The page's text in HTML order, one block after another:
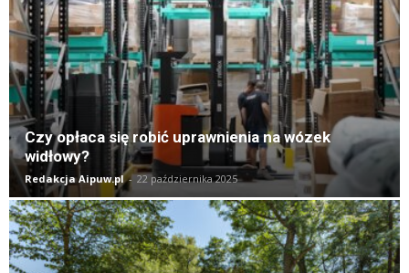
Czy opłaca się robić uprawnienia na wózek
widłowy?
Redakcja Aipuw.pl - 22 października 2025